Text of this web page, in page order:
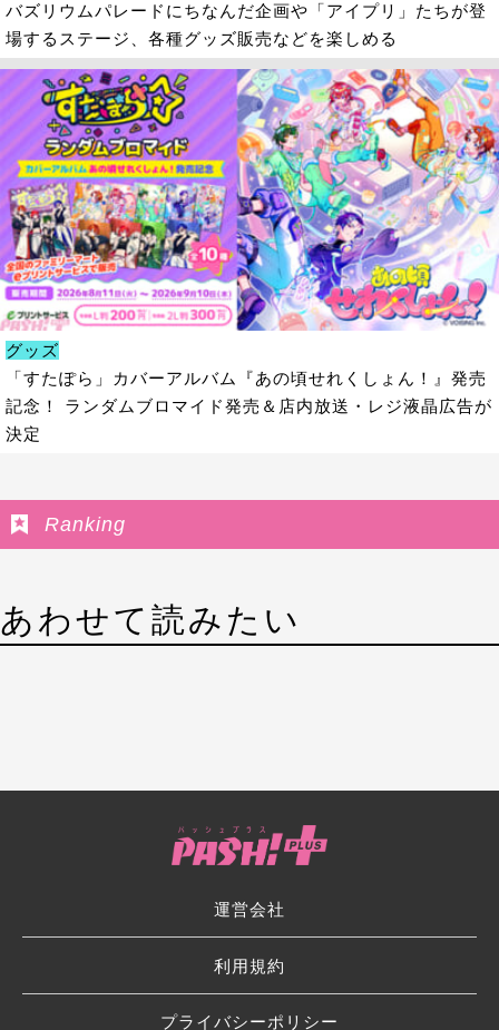
バズリウムパレードにちなんだ企画や「アイプリ」たちが登
場するステージ、各種グッズ販売などを楽しめる
グッズ
「すたぽら」カバーアルバム『あの頃せれくしょん！』発売
記念！ ランダムブロマイド発売＆店内放送・レジ液晶広告が
決定
Ranking
あわせて読みたい
運営会社
利用規約
プライバシーポリシー